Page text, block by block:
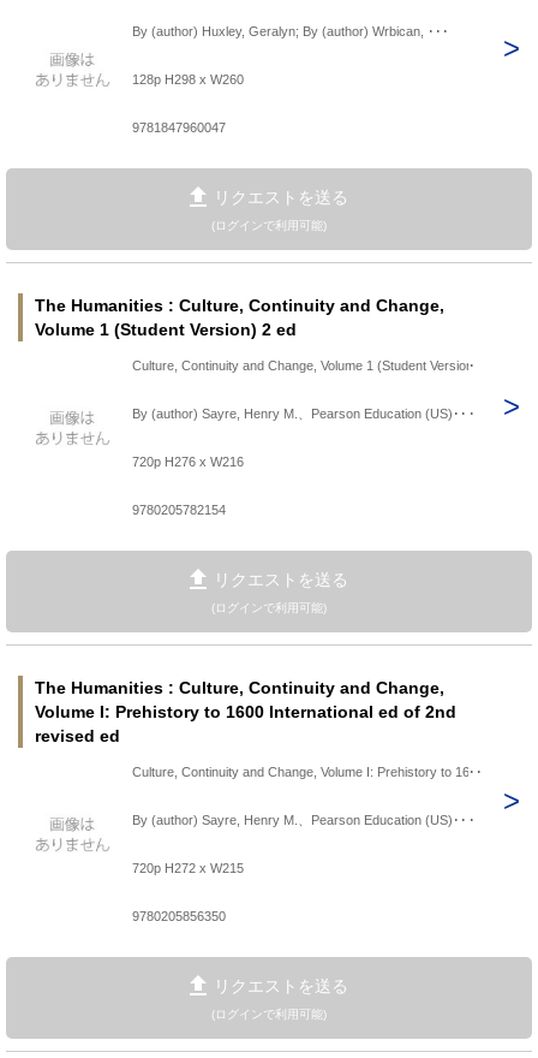
By (author) Huxley, Geralyn; By (author) Wrbican, ･･･
128p H298 x W260
9781847960047
リクエストを送る
(ログインで利用可能)
The Humanities : Culture, Continuity and Change,
Volume 1 (Student Version) 2 ed
Culture, Continuity and Change, Volume 1 (Student Version)
By (author) Sayre, Henry M.、Pearson Education (US)･･･
720p H276 x W216
9780205782154
リクエストを送る
(ログインで利用可能)
The Humanities : Culture, Continuity and Change,
Volume I: Prehistory to 1600 International ed of 2nd
revised ed
Culture, Continuity and Change, Volume I: Prehistory to 1600
By (author) Sayre, Henry M.、Pearson Education (US)･･･
720p H272 x W215
9780205856350
リクエストを送る
(ログインで利用可能)